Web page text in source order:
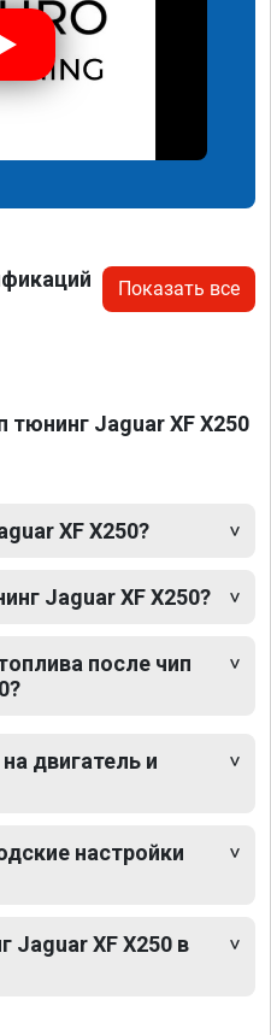
Показать все
Jaguar XF X250
XF X250?
Jaguar XF X250?
после чип
двигатель и
настройки
Jaguar XF X250 в